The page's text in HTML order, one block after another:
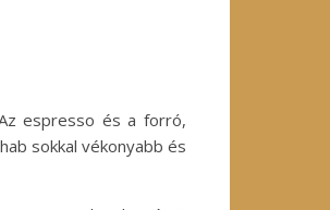
espresso és a forró,
sokkal vékonyabb és